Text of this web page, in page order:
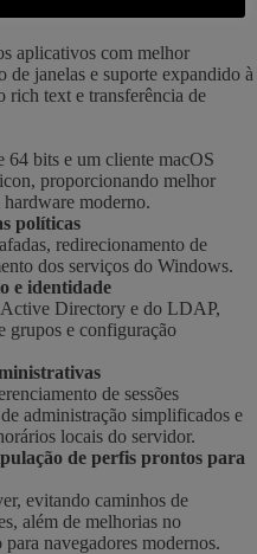
aplicativos com melhor
de janelas e suporte expandido à
rich text e transferência de
bits e um cliente macOS
proporcionando melhor
hardware moderno.
políticas
redirecionamento de
dos serviços do Windows.
e identidade
Directory e do LDAP,
grupos e configuração
de sessões
administração simplificados e
locais do servidor.
de perfis prontos para
evitando caminhos de
além de melhorias no
navegadores modernos.